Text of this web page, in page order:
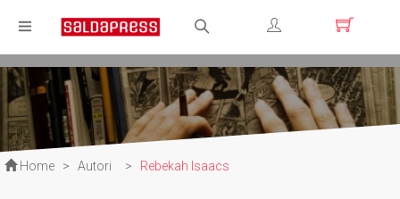
Registrati
Login
Home > Autori > Rebekah Isaacs